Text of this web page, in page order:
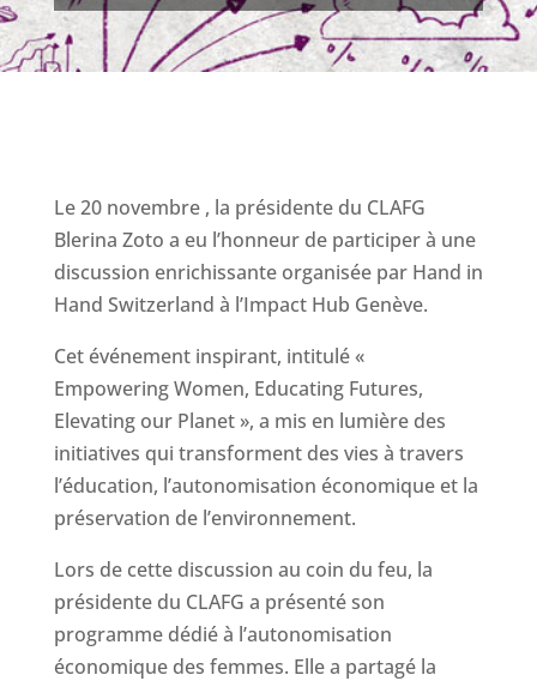
Le 20 novembre , la présidente du CLAFG
Blerina Zoto a eu l’honneur de participer à une
discussion enrichissante organisée par Hand in
Hand Switzerland à l’Impact Hub Genève.
Cet événement inspirant, intitulé «
Empowering Women, Educating Futures,
Elevating our Planet », a mis en lumière des
initiatives qui transforment des vies à travers
l’éducation, l’autonomisation économique et la
préservation de l’environnement.
Lors de cette discussion au coin du feu, la
présidente du CLAFG a présenté son
programme dédié à l’autonomisation
économique des femmes. Elle a partagé la